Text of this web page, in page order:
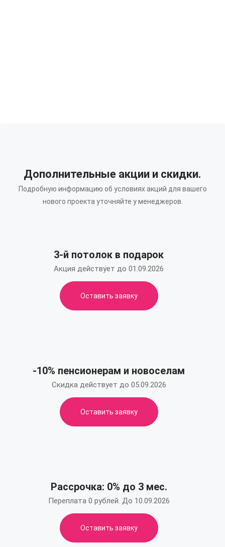
Дополнительные акции и скидки.
Подробную информацию об условиях акций для вашего
нового проекта уточняйте у менеджеров.
3-й потолок в подарок
Акция действует до 01.09.2026
Оставить заявку
-10% пенсионерам и новоселам
Скидка действует до 05.09.2026
Оставить заявку
Рассрочка: 0% до 3 мес.
Переплата 0 рублей. До 10.09.2026
Оставить заявку